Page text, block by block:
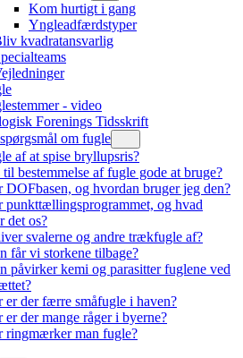
Kom hurtigt i gang
Yngleadfærdstyper
kvadratansvarlig
- video
Forenings Tidsskrift
om fugle
af at spise bryllupsris?
til bestemmelse af fugle gode at bruge?
DOFbasen, og hvordan bruger jeg den?
punkttællingsprogrammet, og hvad
det os?
svalerne og andre trækfugle af?
får vi storkene tilbage?
påvirker kemi og parasitter fuglene ved
er der færre småfugle i haven?
der mange råger i byerne?
ringmærker man fugle?